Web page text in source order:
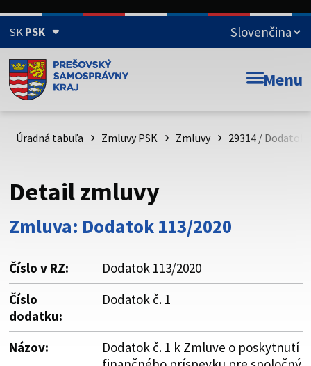
SKPSK
Doména psk.sk je oficiálna
Toto je oficiálna webová stránka Prešovského
psk.sk.
Buďte pozorní a vždy sa uistite, že zdieľate informácie iba
cez zabezpečenú webovú stránku. Zabezpečená stránka
vždy začína https:// pred názvom domény webového sídla.
Menu
Úradná tabuľa Zmluvy PSK Zmluvy 29314 /
Detail zmluvy
Zmluva: Dodatok 113/2020
Číslo v RZ:
Dodatok 113/2020
Číslo
dodatku:
Dodatok č. 1
Názov:
Dodatok č. 1 k Zmluve o poskytnutí